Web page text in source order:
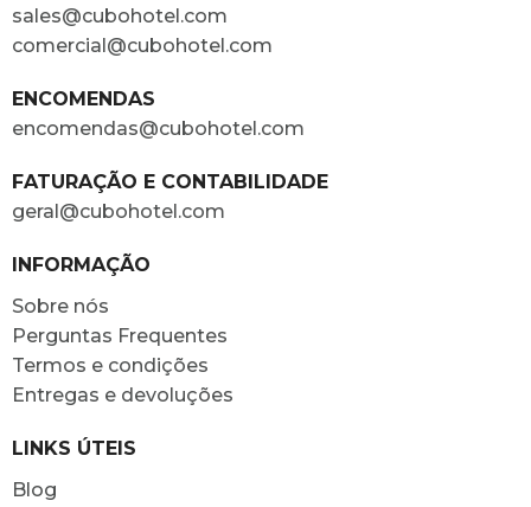
sales@cubohotel.com
comercial@cubohotel.com
ENCOMENDAS
encomendas@cubohotel.com
FATURAÇÃO E CONTABILIDADE
geral@cubohotel.com
INFORMAÇÃO
Sobre nós
Perguntas Frequentes
Termos e condições
Entregas e devoluções
LINKS ÚTEIS
Blog